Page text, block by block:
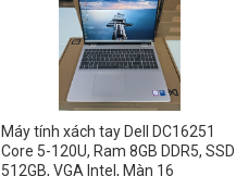
Máy tính xách tay Dell DC16251
Core 5-120U, Ram 8GB DDR5, SSD
512GB, VGA Intel, Màn 16